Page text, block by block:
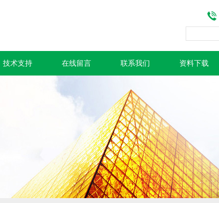
技术支持 在线留言 联系我们 资料下载